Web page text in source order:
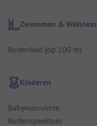
Zwemmen & Wellness
Buitenbad (op 100 m)
Kinderen
Babywasruimte
Buitenspeeltuin